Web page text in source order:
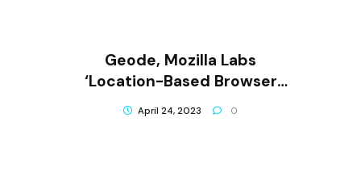
Geode, Mozilla Labs
‘Location-Based Browser
Plug-In
April 24, 2023 0